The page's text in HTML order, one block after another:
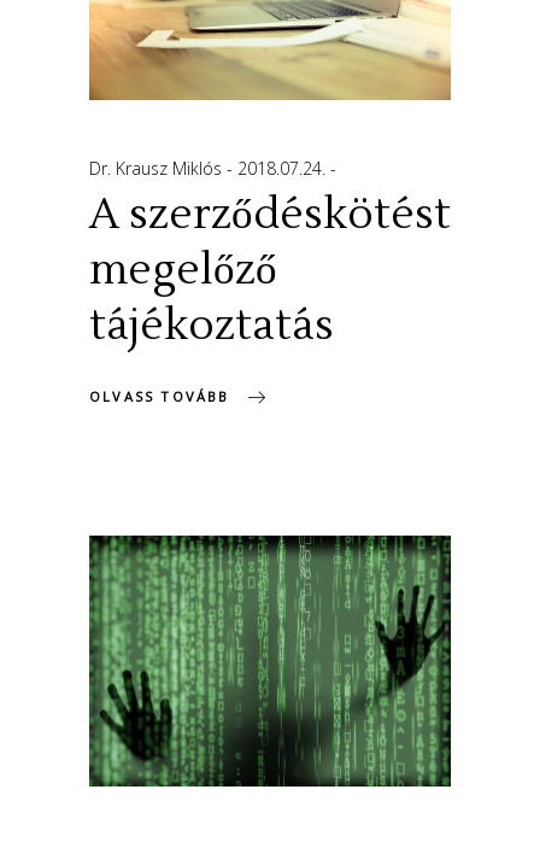
Dr. Krausz Miklós 2018.07.24.
A szerződéskötést
megelőző
tájékoztatás
OLVASS TOVÁBB